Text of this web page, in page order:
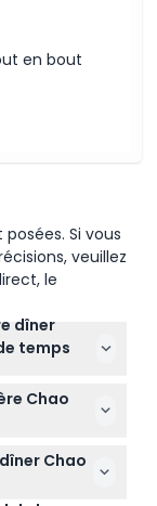
en bout
Si vous
veuillez
le
dîner
temps
18h00
dure environ
soumis
moment de
Chao
quais
Bangkok 1,
et Terminal
Chao